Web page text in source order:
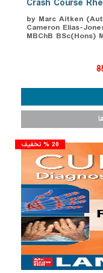
Crash Course
by Marc Aitken
Cameron Elias-
MBChB BSc(Hons)
20 % تخفیف